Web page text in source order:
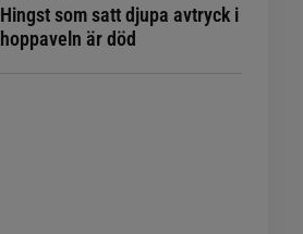
Hingst som satt djupa avtryck i
hoppaveln är död